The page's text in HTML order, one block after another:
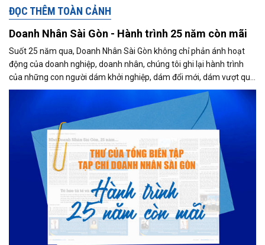
ĐỌC THÊM TOÀN CẢNH
Doanh Nhân Sài Gòn - Hành trình 25 năm còn mãi
Suốt 25 năm qua, Doanh Nhân Sài Gòn không chỉ phản ánh hoạt
động của doanh nghiệp, doanh nhân, chúng tôi ghi lại hành trình
của những con người dám khởi nghiệp, dám đổi mới, dám vượt qua
thất bại để tạo dựng giá trị cho xã hội...